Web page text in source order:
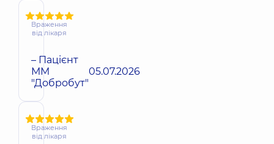
Враження
від лікаря
– Пацієнт
ММ
"Добробут"
05.07.2026
Враження
від лікаря